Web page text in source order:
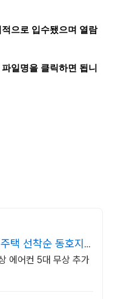
으로 입수됐으며 열람
일명을 클릭하면 됩니
택 선착순 동호지
에어컨 5대 무상 추가